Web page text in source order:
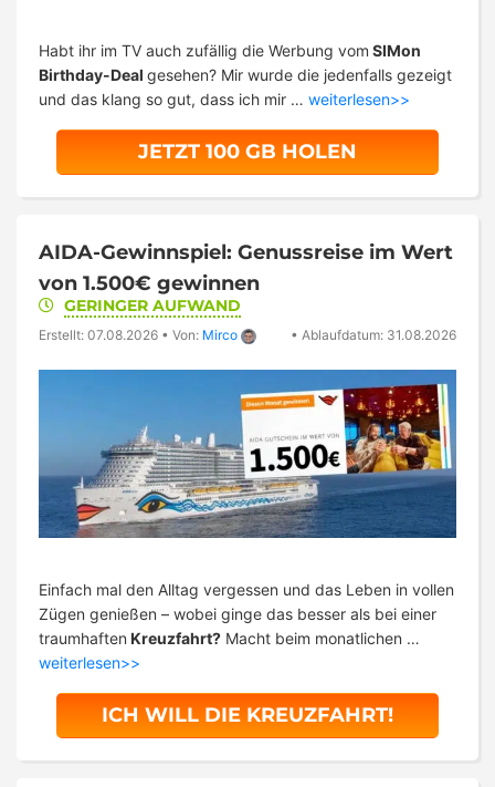
Habt ihr im TV auch zufällig die Werbung vom SIMon
Birthday-Deal gesehen? Mir wurde die jedenfalls gezeigt
und das klang so gut, dass ich mir … weiterlesen>>
JETZT 100 GB HOLEN
AIDA-Gewinnspiel: Genussreise im Wert
von 1.500€ gewinnen
GERINGER AUFWAND
Erstellt: 07.08.2026 • Von: Mirco • Ablaufdatum: 31.08.2026
Einfach mal den Alltag vergessen und das Leben in vollen
Zügen genießen – wobei ginge das besser als bei einer
traumhaften Kreuzfahrt? Macht beim monatlichen …
weiterlesen>>
ICH WILL DIE KREUZFAHRT!